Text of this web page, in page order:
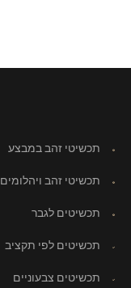
תכשיטי זהב במבצע
תכשיטי זהב ויהלומים
תכשיטים לגבר
תכשיטים לפי תקציב
תכשיטים צבעוניים